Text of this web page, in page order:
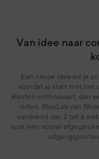
Van idee naar
Een nieuw idee wil je
voordat je start met het
klanten enthousiast, dan
rollen. BlueLab van
variërend van 2 tot 6
voor een vooraf